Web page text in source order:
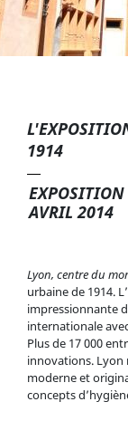
1914
AVRIL 2014
Lyon, centre du
urbaine de 1914.
impressionnante
internationale
Plus de 17 000
innovations. Lyon
moderne et
concepts